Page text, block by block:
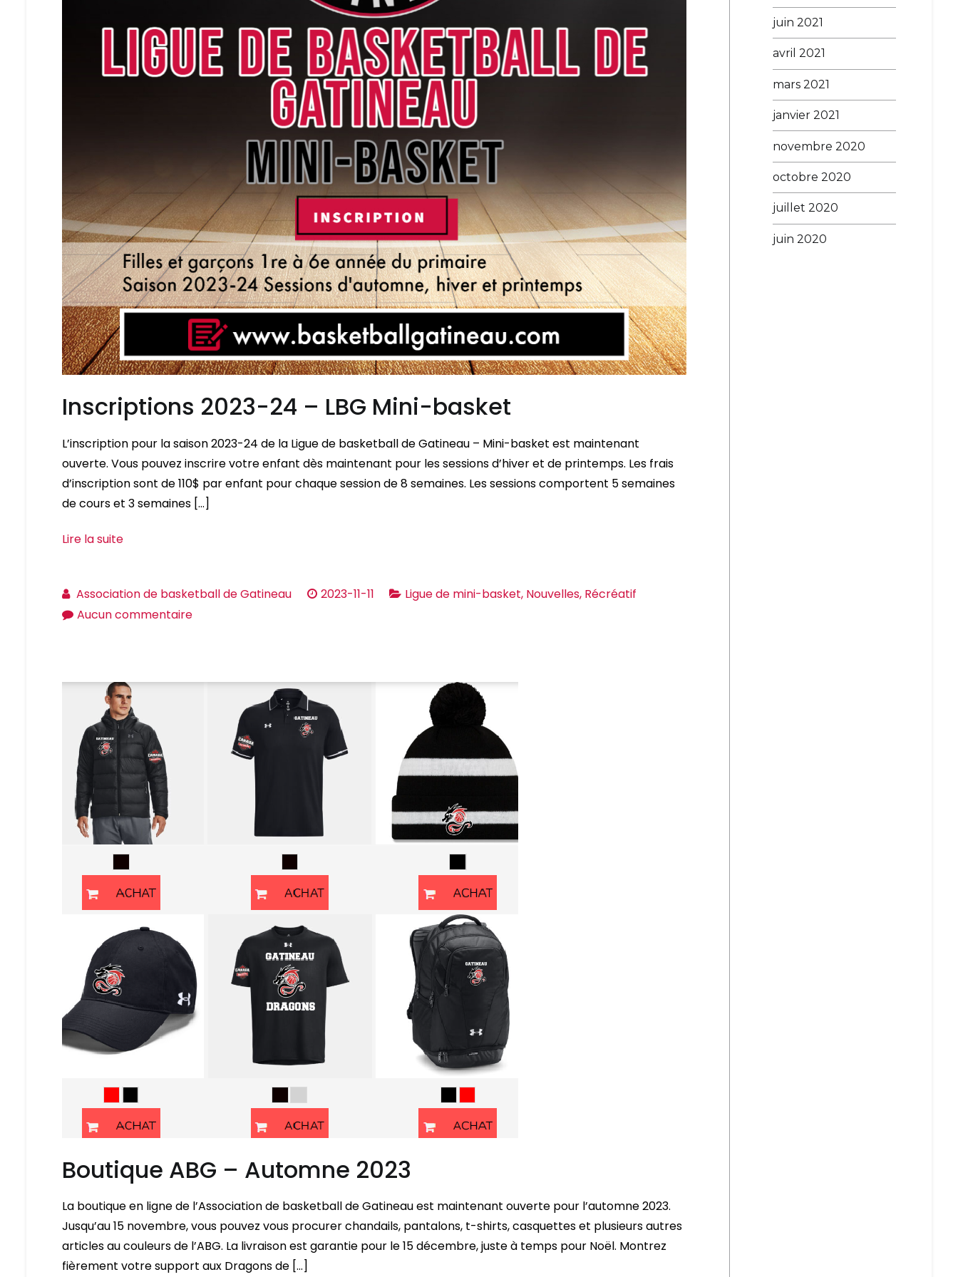
Inscriptions 2023-24 – LBG Mini-basket
L’inscription pour la saison 2023-24 de la Ligue de basketball de Gatineau – Mini-basket est maintenant
ouverte. Vous pouvez inscrire votre enfant dès maintenant pour les sessions d’hiver et de printemps. Les frais
d’inscription sont de 110$ par enfant pour chaque session de 8 semaines. Les sessions comportent 5 semaines
de cours et 3 semaines […]
Lire la suite
Association de basketball de Gatineau 2023-11-11 Ligue de mini-basket, Nouvelles, Récréatif
Aucun commentairesur
Boutique ABG – Automne 2023
La boutique en ligne de l’Association de basketball de Gatineau est maintenant ouverte pour l’automne 2023.
Jusqu’au 15 novembre, vous pouvez vous procurer chandails, pantalons, t-shirts, casquettes et plusieurs autres
articles au couleurs de l’ABG. La livraison est garantie pour le 15 décembre, juste à temps pour Noël. Montrez
fièrement votre support aux Dragons de […]
juin 2021
avril 2021
mars 2021
janvier 2021
novembre 2020
octobre 2020
juillet 2020
juin 2020